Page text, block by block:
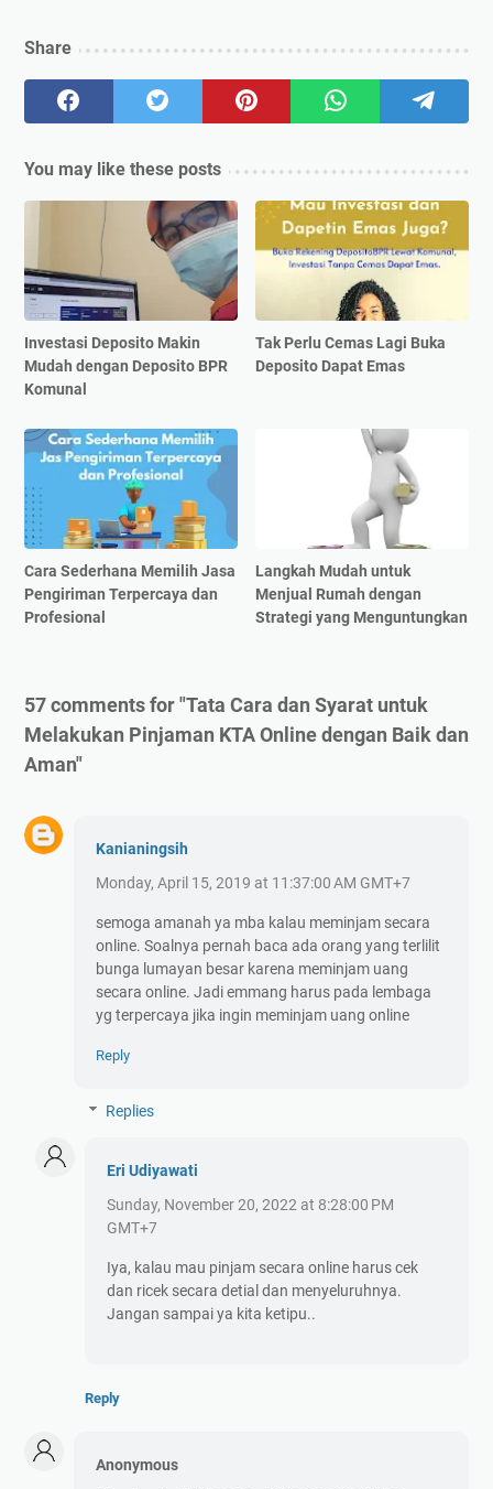
Share
You may like these posts
Investasi Deposito Makin
Mudah dengan Deposito BPR
Komunal
Tak Perlu Cemas Lagi Buka
Deposito Dapat Emas
Cara Sederhana Memilih Jasa
Pengiriman Terpercaya dan
Profesional
Langkah Mudah untuk
Menjual Rumah dengan
Strategi yang Menguntungkan
57 comments for "Tata Cara dan Syarat untuk
Melakukan Pinjaman KTA Online dengan Baik dan
Aman"
Kanianingsih
Monday, April 15, 2019 at 11:37:00 AM GMT+7
semoga amanah ya mba kalau meminjam secara
online. Soalnya pernah baca ada orang yang terlilit
bunga lumayan besar karena meminjam uang
secara online. Jadi emmang harus pada lembaga
yg terpercaya jika ingin meminjam uang online
Reply
Replies
Eri Udiyawati
Sunday, November 20, 2022 at 8:28:00 PM
GMT+7
Iya, kalau mau pinjam secara online harus cek
dan ricek secara detial dan menyeluruhnya.
Jangan sampai ya kita ketipu..
Reply
Anonymous